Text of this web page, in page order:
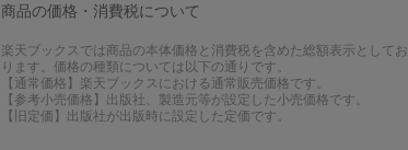
商品の価格・消費税について
楽天ブックスでは商品の本体価格と消費税を含めた総額表示としてお
ります。価格の種類については以下の通りです。
【通常価格】楽天ブックスにおける通常販売価格です。
【参考小売価格】出版社、製造元等が設定した小売価格です。
【旧定価】出版社が出版時に設定した定価です。